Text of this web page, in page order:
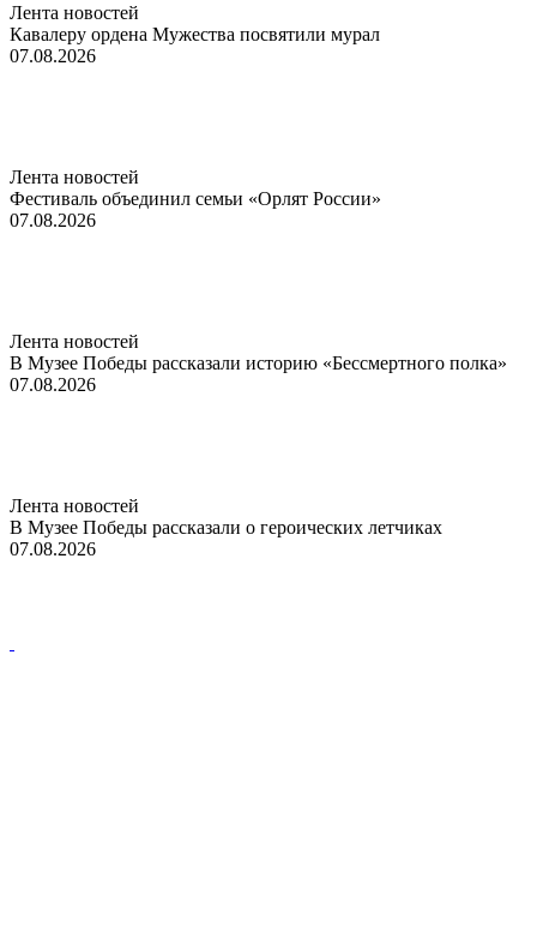
Лента новостей
Кавалеру ордена Мужества посвятили мурал
07.08.2026
Лента новостей
Фестиваль объединил семьи «Орлят России»
07.08.2026
Лента новостей
В Музее Победы рассказали историю «Бессмертного полка»
07.08.2026
Лента новостей
В Музее Победы рассказали о героических летчиках
07.08.2026